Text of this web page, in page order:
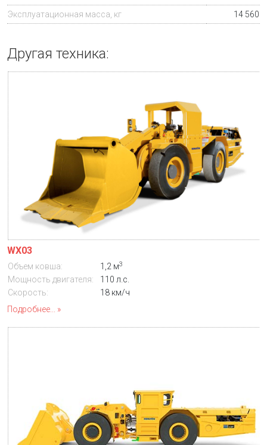
Эксплуатационная масса, кг
14 560
Другая техника:
WX03
Объем ковша: 1,2 м3
Мощность двигателя:
110 л.с.
Скорость:
18 км/ч
Подробнее...